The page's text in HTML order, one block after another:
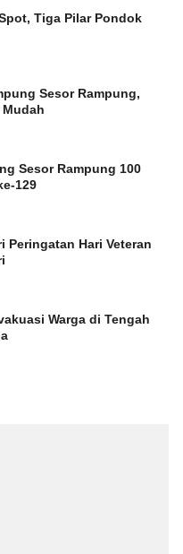
Tiga Pilar Pondok
Sesor Rampung,
Sesor Rampung 100
129
Peringatan Hari Veteran
Warga di Tengah